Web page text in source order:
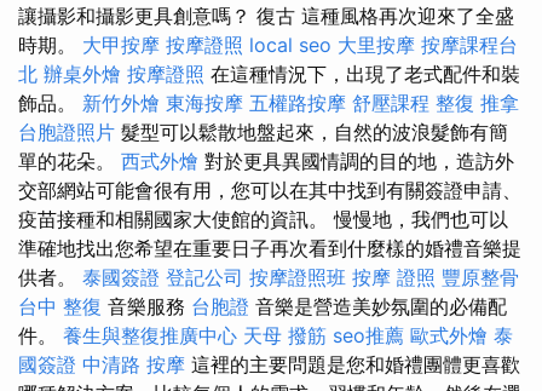
讓攝影和攝影更具創意嗎？ 復古 這種風格再次迎來了全盛
時期。 大甲按摩 按摩證照 local seo 大里按摩 按摩課程台
北 辦桌外燴 按摩證照 在這種情況下，出現了老式配件和裝
飾品。 新竹外燴 東海按摩 五權路按摩 舒壓課程 整復 推拿
台胞證照片 髮型可以鬆散地盤起來，自然的波浪髮飾有簡
單的花朵。 西式外燴 對於更具異國情調的目的地，造訪外
交部網站可能會很有用，您可以在其中找到有關簽證申請、
疫苗接種和相關國家大使館的資訊。 慢慢地，我們也可以
準確地找出您希望在重要日子再次看到什麼樣的婚禮音樂提
供者。 泰國簽證 登記公司 按摩證照班 按摩 證照 豐原整骨
台中 整復 音樂服務 台胞證 音樂是營造美妙氛圍的必備配
件。 養生與整復推廣中心 天母 撥筋 seo推薦 歐式外燴 泰
國簽證 中清路 按摩 這裡的主要問題是您和婚禮團體更喜歡